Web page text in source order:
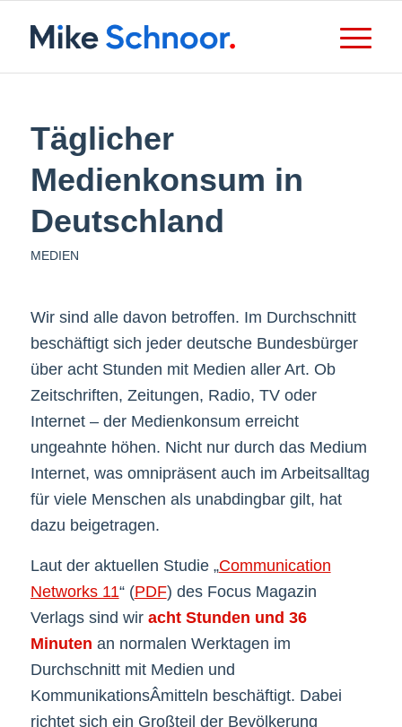
Täglicher
Medienkonsum in
Deutschland
MEDIEN
Wir sind alle davon betroffen. Im Durchschnitt
beschäftigt sich jeder deutsche Bundesbürger
über acht Stunden mit Medien aller Art. Ob
Zeitschriften, Zeitungen, Radio, TV oder
Internet – der Medienkonsum erreicht
ungeahnte höhen. Nicht nur durch das Medium
Internet, was omnipräsent auch im Arbeitsalltag
für viele Menschen als unabdingbar gilt, hat
dazu beigetragen.
Laut der aktuellen Studie „Communication
Networks 11“ (PDF) des Focus Magazin
Verlags sind wir acht Stunden und 36
Minuten an normalen Werktagen im
Durchschnitt mit Medien und
KommunikationsÂ­mitteln beschäftigt. Dabei
richtet sich ein Großteil der Bevölkerung